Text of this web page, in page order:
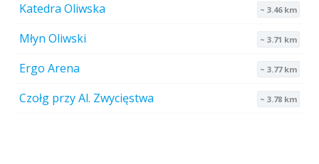
Katedra Oliwska ~ 3.46 km
Młyn Oliwski ~ 3.71 km
Ergo Arena ~ 3.77 km
Czołg przy Al. Zwycięstwa ~ 3.78 km